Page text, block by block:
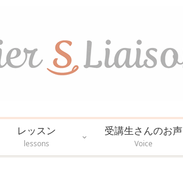
レッスン
lessons
受講生さんのお声
Voice